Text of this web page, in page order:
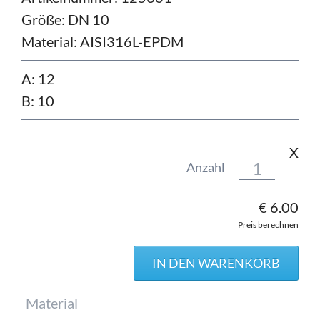
Größe: DN 10
Material: AISI316L-EPDM
A: 12
B: 10
Anzahl
X
€ 6.00
Preis berechnen
Pflichtfeld
Material